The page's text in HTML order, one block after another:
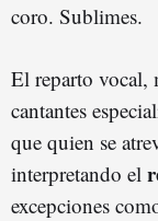
coro. Sublimes.
El reparto vocal,
cantantes
que quien se
interpretando el
excepciones